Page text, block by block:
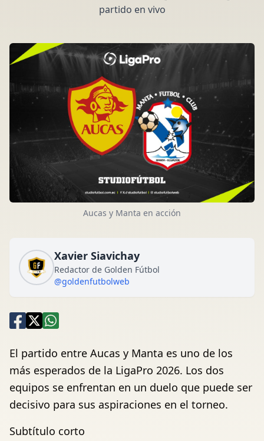
partido en vivo
Aucas y Manta en acción
Xavier Siavichay
Redactor de Golden Fútbol
@goldenfutbolweb
El partido entre Aucas y Manta es uno de los
más esperados de la LigaPro 2026. Los dos
equipos se enfrentan en un duelo que puede ser
decisivo para sus aspiraciones en el torneo.
Subtítulo corto